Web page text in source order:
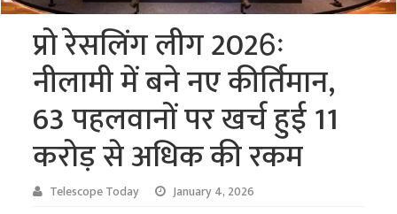
प्रो रेसलिंग लीग 2026ः
नीलामी में बने नए कीर्तिमान,
63 पहलवानों पर खर्च हुई 11
करोड़ से अधिक की रकम
Telescope Today January 4, 2026